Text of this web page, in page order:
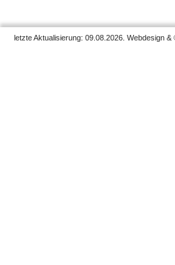
letzte Aktualisierung: 09.08.2026. Webdesign &